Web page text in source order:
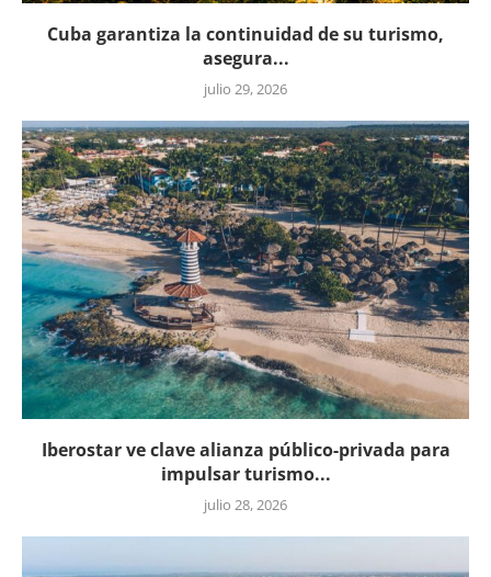
Cuba garantiza la continuidad de su turismo,
asegura...
julio 29, 2026
Iberostar ve clave alianza público-privada para
impulsar turismo...
julio 28, 2026